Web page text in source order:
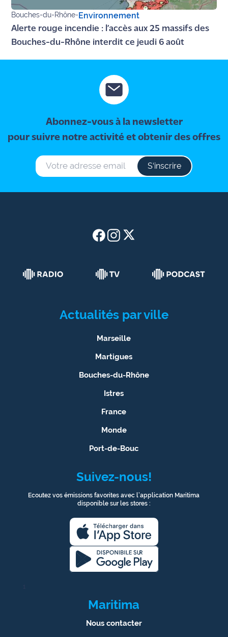
Bouches-du-Rhône-Environnement
Alerte rouge incendie : l’accès aux 25 massifs des
Bouches-du-Rhône interdit ce jeudi 6 août
Abonnez-vous à la newsletter
pour suivre notre activité et obtenir des offres
S‘inscrire
Actualités par ville
Marseille
Martigues
Bouches-du-Rhône
Istres
France
Monde
Port-de-Bouc
Suivez-nous!
Ecoutez vos émissions favorites avec l’application Maritima
disponible sur les stores :
1
Maritima
Nous contacter